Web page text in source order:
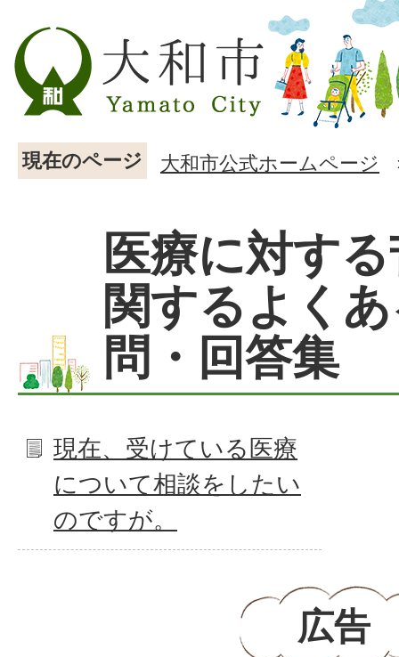
現在のページ 大和市公式ホームページ
医療に対す
関するよく
問・回答集
現在、受けている医療
について相談をしたい
のですが。
広告